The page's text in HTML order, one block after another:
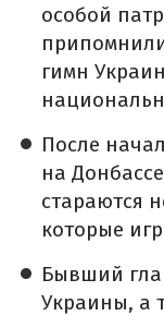
особой
гимн
После
на
стараются
которые
Бывший
Украины, а